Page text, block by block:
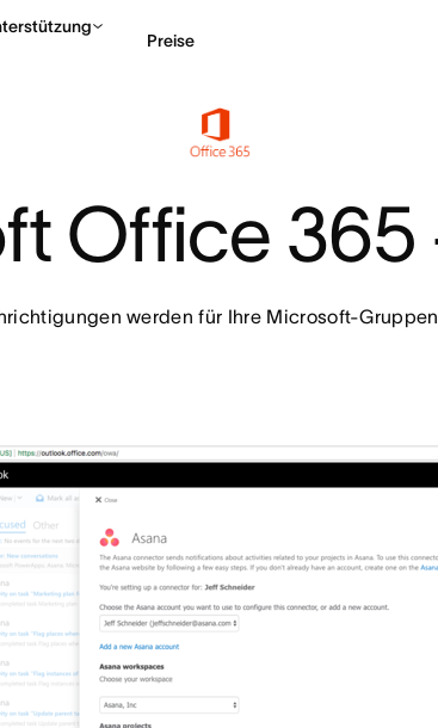
Preise
Office 365
werden für Ihre Microsoft-